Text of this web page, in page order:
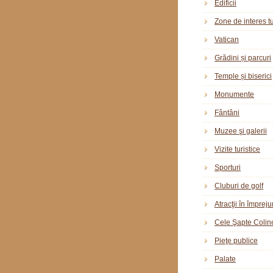
Edificii
Zone de interes
Vatican
Grădini și parcuri
Temple și biserici
Monumente
Fântâni
Muzee şi galerii
Vizite turistice
Sporturi
Cluburi de golf
Atracţii în
Cele Şapte
Pieţe publice
Palate